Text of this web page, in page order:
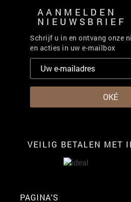
AANMELDEN
NIEUWSBRIEF
Schrijf u in en ontvang onze
en acties in uw e-mailbox
VEILIG BETALEN MET
PAGINA'S